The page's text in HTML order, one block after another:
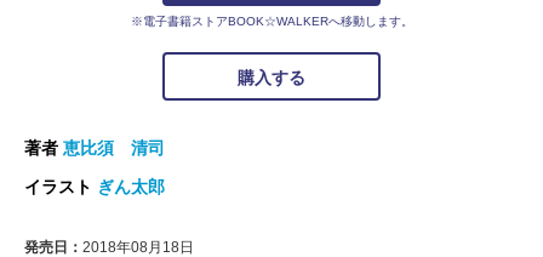
※電子書籍ストアBOOK☆WALKERへ移動します。
購入する
著者 恵比須 清司
イラスト ぎん太郎
発売日： 2018年08月18日